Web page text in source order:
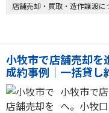
店舗売却・買取・造作譲渡に
小牧市で店舗売却を
成約事例｜一括貸
小牧市で
へ。小牧